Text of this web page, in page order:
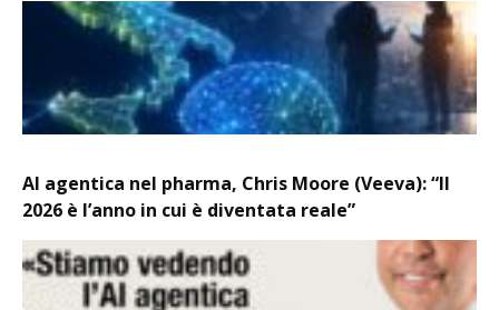
AI agentica nel pharma, Chris Moore (Veeva): “Il
2026 è l’anno in cui è diventata reale”